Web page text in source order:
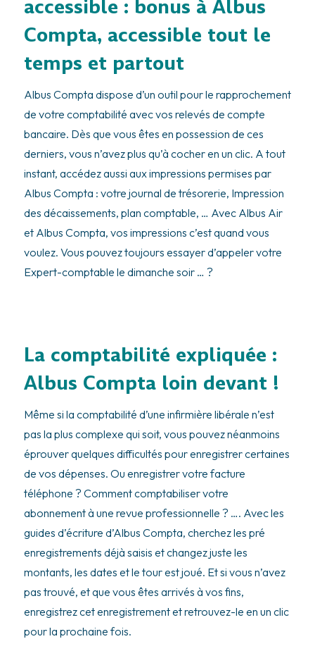
accessible : bonus à Albus
Compta, accessible tout le
temps et partout
Albus Compta dispose d’un outil pour le rapprochement
de votre comptabilité avec vos relevés de compte
bancaire. Dès que vous êtes en possession de ces
derniers, vous n’avez plus qu’à cocher en un clic. A tout
instant, accédez aussi aux impressions permises par
Albus Compta : votre journal de trésorerie, Impression
des décaissements, plan comptable, … Avec Albus Air
et Albus Compta, vos impressions c’est quand vous
voulez. Vous pouvez toujours essayer d’appeler votre
Expert-comptable le dimanche soir … ?
La comptabilité expliquée :
Albus Compta loin devant !
Même si la comptabilité d’une infirmière libérale n’est
pas la plus complexe qui soit, vous pouvez néanmoins
éprouver quelques difficultés pour enregistrer certaines
de vos dépenses. Ou enregistrer votre facture
téléphone ? Comment comptabiliser votre
abonnement à une revue professionnelle ? …. Avec les
guides d’écriture d’Albus Compta, cherchez les pré
enregistrements déjà saisis et changez juste les
montants, les dates et le tour est joué. Et si vous n’avez
pas trouvé, et que vous êtes arrivés à vos fins,
enregistrez cet enregistrement et retrouvez-le en un clic
pour la prochaine fois.